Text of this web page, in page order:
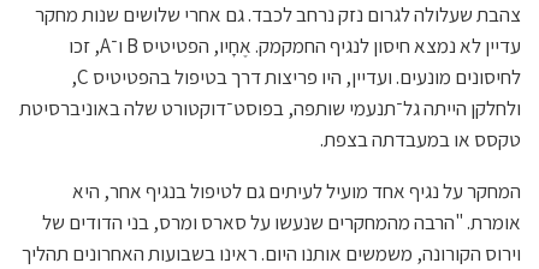
צהבת שעלולה לגרום נזק נרחב לכבד. גם אחרי שלושים שנות מחקר
עדיין לא נמצא חיסון לנגיף החמקמק. אֶחָיו, הפטיטיס B ו־A, זכו
לחיסונים מונעים. ועדיין, היו פריצות דרך בטיפול בהפטיטיס C,
ולחלקן הייתה גל־תנעמי שותפה, בפוסט־דוקטורט שלה באוניברסיטת
טקסס או במעבדתה בצפת.
המחקר על נגיף אחד מועיל לעיתים גם לטיפול בנגיף אחר, היא
אומרת. "הרבה מהמחקרים שנעשו על סארס ומרס, בני הדודים של
וירוס הקורונה, משמשים אותנו היום. ראינו בשבועות האחרונים תהליך